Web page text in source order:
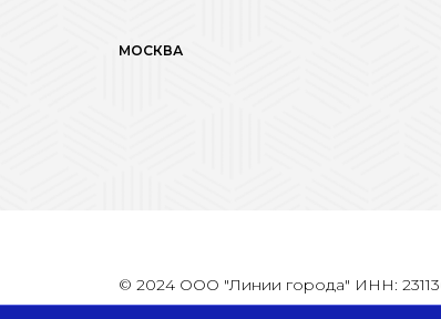
МОСКВА
© 2024 ООО "Линии города" ИНН: